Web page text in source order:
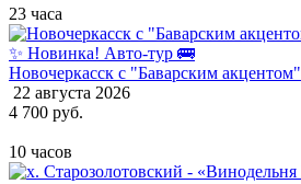
23 часа
✨ Новинка! Авто-тур 🚌
Новочеркасск с "Баварским акцентом"
22 августа 2026
4 700 руб.
10 часов